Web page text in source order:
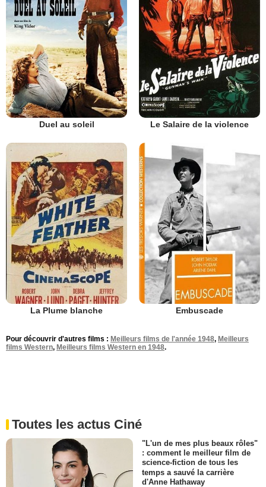
Duel au soleil Le Salaire de la violence
La Plume blanche Embuscade
Pour découvrir d'autres films : Meilleurs films de l'année 1948, Meilleurs
films Western, Meilleurs films Western en 1948.
Toutes les actus Ciné
"L'un de mes plus beaux rôles"
: comment le meilleur film de
science-fiction de tous les
temps a sauvé la carrière
d'Anne Hathaway